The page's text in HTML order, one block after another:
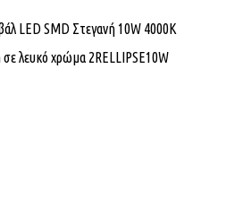
LED SMD Στεγανή 10W 4000K
λευκό χρώμα 2RELLIPSE10W